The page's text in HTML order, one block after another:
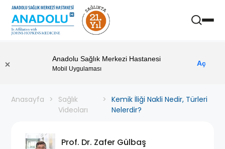
Anadolu Sağlık Merkezi Hastanesi
Mobil Uygulaması
Aç
Anasayfa
Sağlık
Videoları
Kemik İliği Nakli Nedir, Türleri
Nelerdir?
Prof. Dr. Zafer Gülbaş